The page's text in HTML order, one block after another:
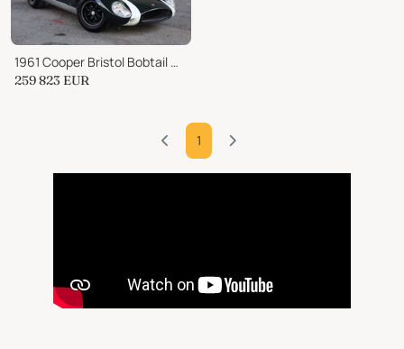
1961 Cooper Bristol Bobtail Monaco Mark III
259 823 EUR
1